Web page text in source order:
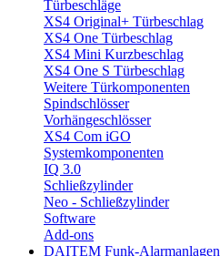
Türbeschläge
XS4 Original+ Türbeschlag
XS4 One Türbeschlag
XS4 Mini Kurzbeschlag
XS4 One S Türbeschlag
Weitere Türkomponenten
Spindschlösser
Vorhängeschlösser
XS4 Com iGO
Systemkomponenten
IQ 3.0
Schließzylinder
Neo - Schließzylinder
Software
Add-ons
DAITEM Funk-Alarmanlagen